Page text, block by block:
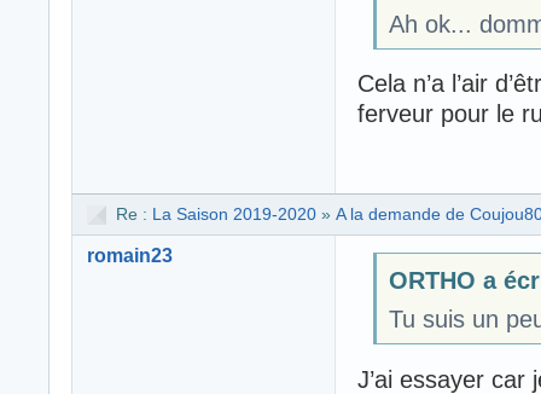
Ah ok...
Cela n’a l’air
ferveur pour le
Re : La Saison 2019-2020 » A la demande de
romain23
ORTHO a
Tu suis un
J’ai essayer car